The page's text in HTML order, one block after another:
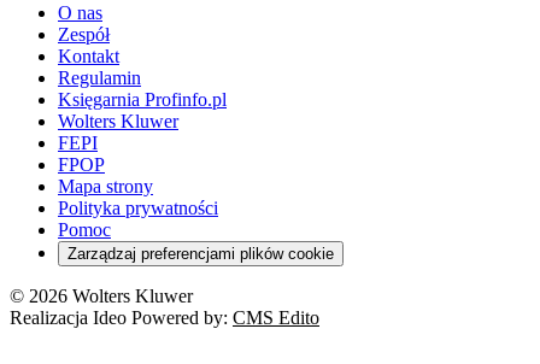
O nas
Zespół
Kontakt
Regulamin
Księgarnia Profinfo.pl
Wolters Kluwer
FEPI
FPOP
Mapa strony
Polityka prywatności
Pomoc
Zarządzaj preferencjami plików cookie
© 2026 Wolters Kluwer
Realizacja Ideo Powered by: CMS Edito